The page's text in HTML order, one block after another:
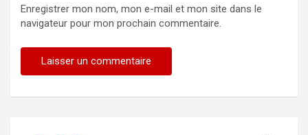
Enregistrer mon nom, mon e-mail et mon site dans le
navigateur pour mon prochain commentaire.